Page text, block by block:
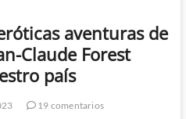
aventuras de
Claude Forest
país
19 comentarios